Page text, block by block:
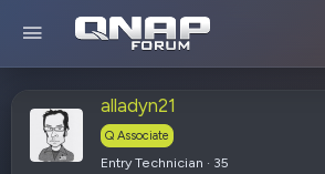
alladyn21
Q Associate
Entry Technician · 35